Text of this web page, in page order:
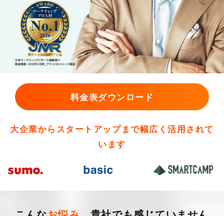
料金表ダウンロード
大企業からスタートアップまで幅広く活用されて
います